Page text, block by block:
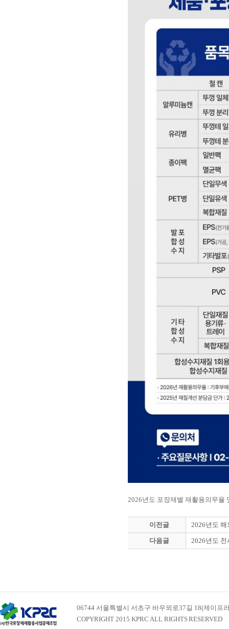
2026년도 포장재별 재활용의무율
이전글 2026년도 해
다음글 2026년도
06744 서울특별시 서초구 바우뫼로37길 18(제이프
COPYRIGHT 2015 KPRC ALL RIGHTS RESERVED